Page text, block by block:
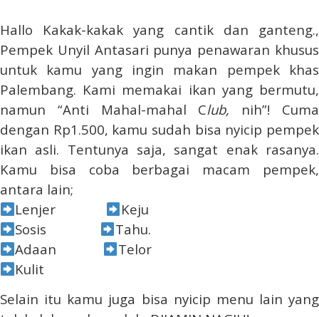
Hallo Kakak-kakak yang cantik dan ganteng.,
Pempek Unyil Antasari punya penawaran khusus
untuk kamu yang ingin makan pempek khas
Palembang. Kami memakai ikan yang bermutu,
namun “Anti Mahal-mahal Club, nih”! Cuma
dengan Rp1.500, kamu sudah bisa nyicip pempek
ikan asli. Tentunya saja, sangat enak rasanya.
Kamu bisa coba berbagai macam pempek,
antara lain;
Lenjer
Keju
Sosis
Tahu.
Adaan
Telor
Kulit
Selain itu kamu juga bisa nyicip menu lain yang